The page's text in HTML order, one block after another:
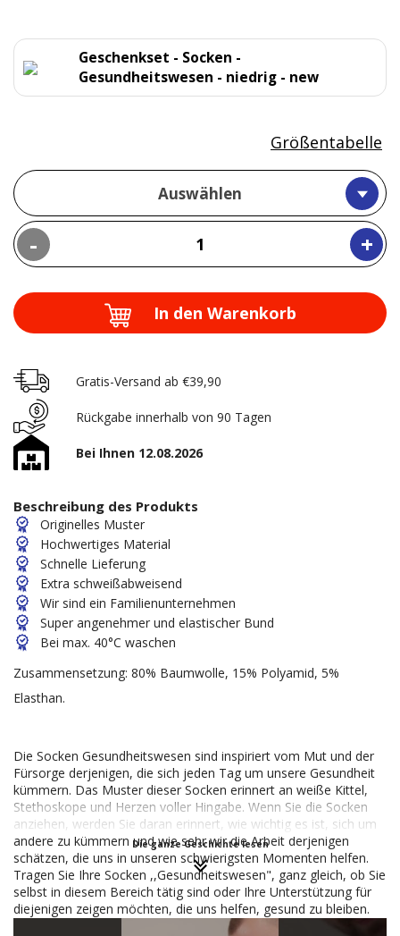
Geschenkset - Socken -
Gesundheitswesen - niedrig - new
Auswählen
- +
Größentabelle
In den Warenkorb
Gratis-Versand ab €39,90
Rückgabe innerhalb von 90 Tagen
Bei Ihnen 12.08.2026
Beschreibung des Produkts
Originelles Muster
Hochwertiges Material
Schnelle Lieferung
Extra schweißabweisend
Wir sind ein Familienunternehmen
Super angenehmer und elastischer Bund
Bei max. 40°C waschen
Zusammensetzung: 80% Baumwolle, 15% Polyamid, 5%
Elasthan.
Die Socken Gesundheitswesen sind inspiriert vom Mut und der
Fürsorge derjenigen, die sich jeden Tag um unsere Gesundheit
kümmern. Das Muster dieser Socken erinnert an weiße Kittel,
Stethoskope und Herzen voller Hingabe. Wenn Sie die Socken
anziehen, werden Sie daran erinnert, wie wichtig es ist, sich um
andere zu kümmern und wie sehr wir die Arbeit derjenigen
schätzen, die uns in unseren schwierigsten Momenten helfen.
Tragen Sie Ihre Socken ,,Gesundheitswesen", ganz gleich, ob Sie
selbst in diesem Bereich tätig sind oder Ihre Unterstützung für
diejenigen zeigen möchten, die uns helfen, gesund zu bleiben.
Diese Socken sind nicht nur ein modisches Accessoire, sondern
Die ganze Geschichte lesen